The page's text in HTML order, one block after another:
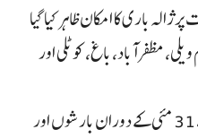
باری کا امکان ظاہر کیا گیا
مظفرآباد، باغ، کوٹلی اور
پنجاب کے مختلف اضلاع میں 28 سے 31 مئی کے دوران بارشوں اور